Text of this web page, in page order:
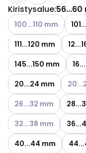
Kiristysalue:56...60
Katso käytettävissä
100...110 mm
111...120 mm
145...150 mm
20...24 mm
Katso
Katso käytettävissä
26...32 mm
Katso käytettävissä
32...38 mm
40...44 mm